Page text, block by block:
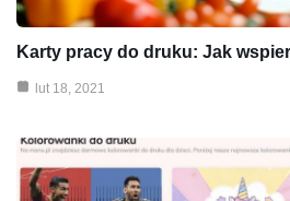
Karty pracy do druku: Jak
lut 18, 2021